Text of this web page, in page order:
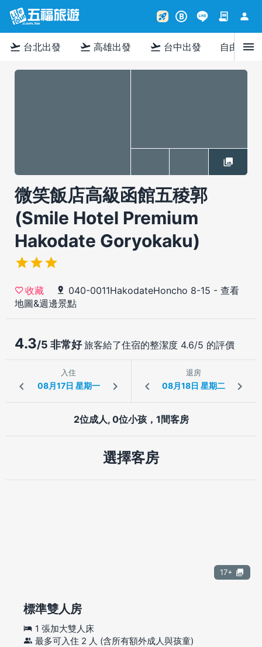
rocket_launch B contract person
flight_takeoff 台北出發 flight_takeoff 高雄出發 flight_takeoff 台中出發 自由行menu
微笑飯店高級函館五稜郭
(Smile Hotel Premium
Hakodate Goryokaku)
收藏 040-0011HakodateHoncho 8-15 - 查看
地圖&週邊景點
4.3/5 非常好旅客給了住宿的整潔度 4.6/5 的評價
入住 退房
2位成人, 0位小孩，1間客房
選擇客房
17+
標準雙人房
1 張加大雙人床
最多可入住 2 人 (含所有額外成人與孩童)